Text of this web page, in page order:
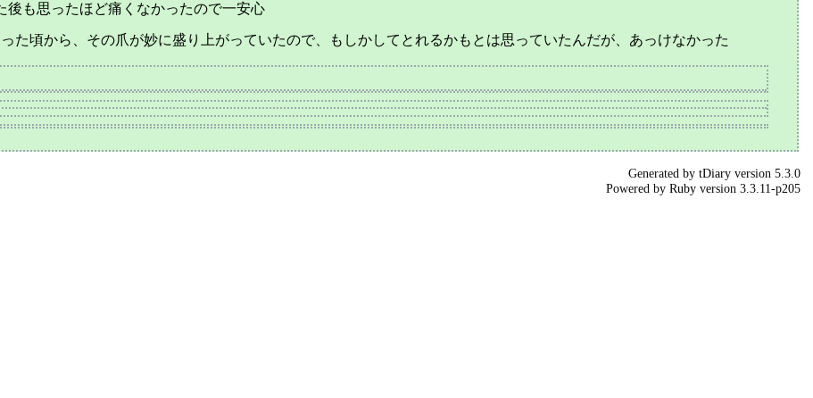
後も思ったほど痛くなかったので一安心
た頃から、その爪が妙に盛り上がっていたので、もしかしてとれるかもとは思っていたんだが、あっけなかった
Generated by tDiaryversion 5.3.0
Powered by Rubyversion 3.3.11-p205